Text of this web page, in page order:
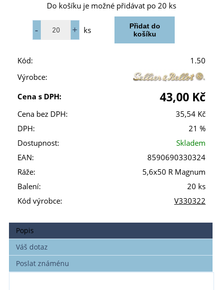
Do košíku je možné přidávat po 20 ks
ks
Kód:
1.50
Výrobce:
Cena s DPH:
43,00 Kč
Cena bez DPH:
35,54 Kč
DPH:
21 %
Dostupnost:
Skladem
EAN:
8590690330324
Ráže:
5,6x50 R Magnum
Balení:
20 ks
Kód výrobce:
V330322
Popis
Váš dotaz
Poslat známénu